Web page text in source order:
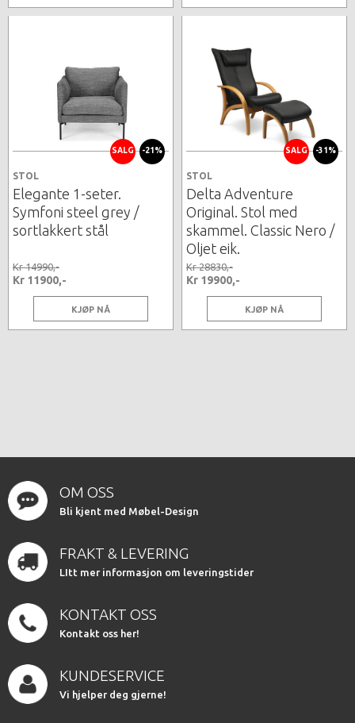
SALG -21%
STOL
Elegante 1-seter.
Symfoni steel grey /
sortlakkert stål
Kr 14990,-
Kr 11900,-
KJØP NÅ
SALG -31%
STOL
Delta Adventure
Original. Stol med
skammel. Classic Nero /
Oljet eik.
Kr 28830,-
Kr 19900,-
KJØP NÅ
OM OSS
Bli kjent med Møbel-Design
FRAKT & LEVERING
LItt mer informasjon om leveringstider
KONTAKT OSS
Kontakt oss her!
KUNDESERVICE
Vi hjelper deg gjerne!